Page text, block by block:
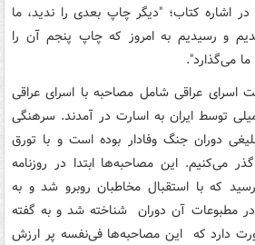
اشاره کتاب؛ "دیگر چاپ بعدی را ندید، ما
و رسیدیم به امروز که چاپ پنجم آن را
می‌گذارد".
اسرای عراقی شامل مصاحبه با اسرای عراقی
توسط ایران به اسارت در آمدند. سرهنگی
دوران جنگ وفادار بوده است و با تورق
کتاب به ادبیات سال ۶۰ گذر می‌کنیم. این مصاحبه‌ها ابتدا در روزنامه
که با استقبال مخاطبان روبرو شد و به
مطبوعات آن دوران شناخته شد و به گفته
دارد که این مصاحبه‌ها فی‌نفسه پر ارزش